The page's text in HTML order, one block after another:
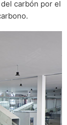
carbón por el